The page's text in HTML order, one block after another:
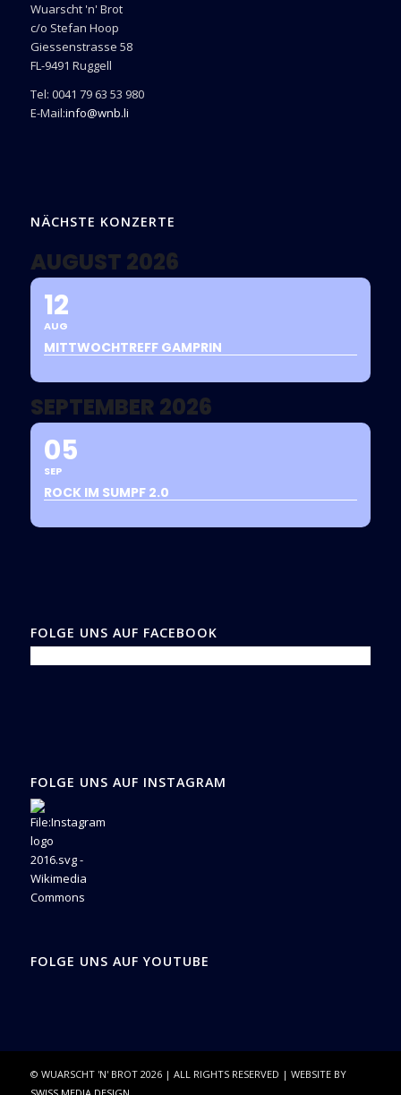
Wuarscht 'n' Brot
c/o Stefan Hoop
Giessenstrasse 58
FL-9491 Ruggell
Tel: 0041 79 63 53 980
E-Mail:info@wnb.li
NÄCHSTE KONZERTE
AUGUST 2026
12
AUG
MITTWOCHTREFF GAMPRIN
SEPTEMBER 2026
05
SEP
ROCK IM SUMPF 2.0
FOLGE UNS AUF FACEBOOK
FOLGE UNS AUF INSTAGRAM
FOLGE UNS AUF YOUTUBE
© WUARSCHT 'N' BROT 2026| ALL RIGHTS RESERVED | WEBSITE BY